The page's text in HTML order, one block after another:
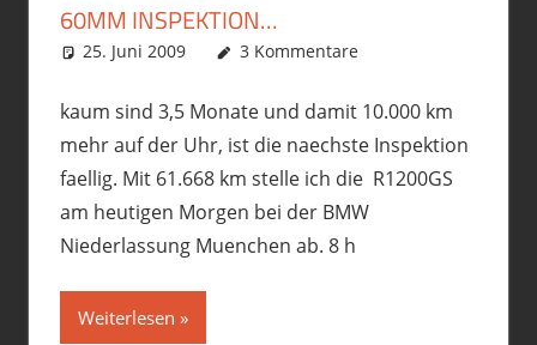
60MM INSPEKTION…
25. Juni 2009 phil
Motorrad,R12GS
3 Kommentare
kaum sind 3,5 Monate und damit 10.000 km
mehr auf der Uhr, ist die naechste Inspektion
faellig. Mit 61.668 km stelle ich die R1200GS
am heutigen Morgen bei der BMW
Niederlassung Muenchen ab. 8 h
Weiterlesen